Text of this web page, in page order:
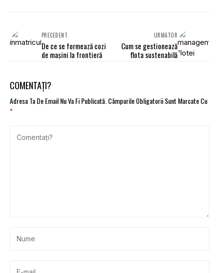
PRECEDENT
De ce se formează cozi
de maşini la frontieră
URMĂTOR
Cum se gestionează
flota sustenabilă
COMENTAȚI?
Adresa Ta De Email Nu Va Fi Publicată.Câmpurile Obligatorii Sunt Marcate Cu
*